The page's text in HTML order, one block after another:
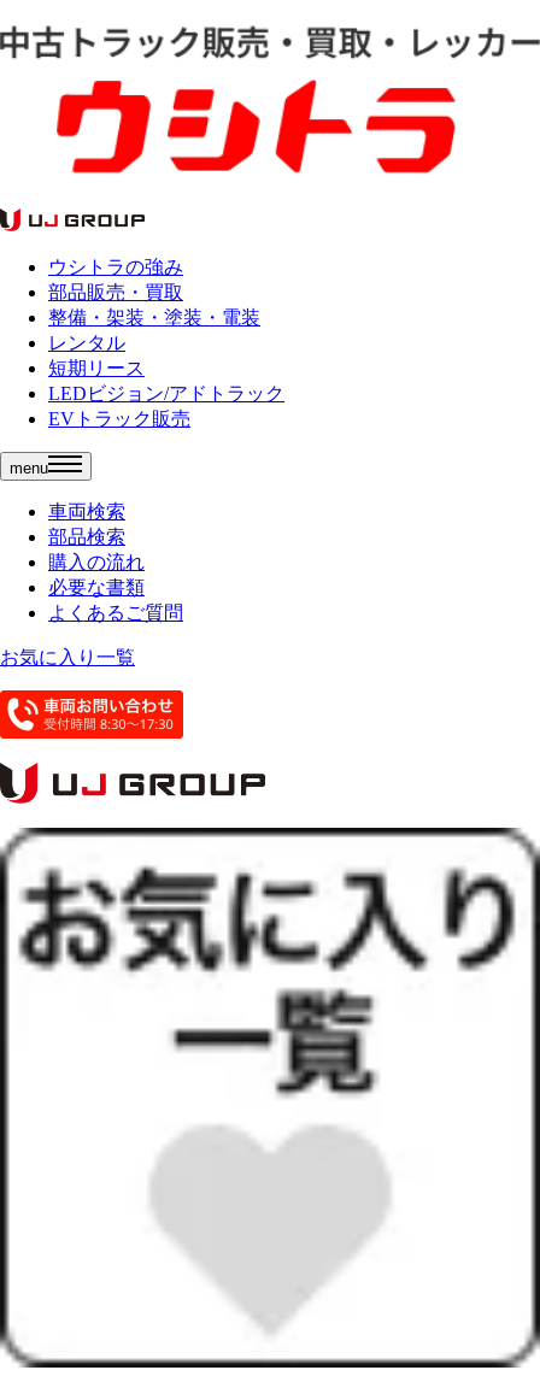
ウシトラの強み
部品販売・買取
整備・架装・塗装・電装
レンタル
短期リース
LEDビジョン/アドトラック
EVトラック販売
menu
車両検索
部品検索
購入の流れ
必要な書類
よくあるご質問
お気に入り一覧